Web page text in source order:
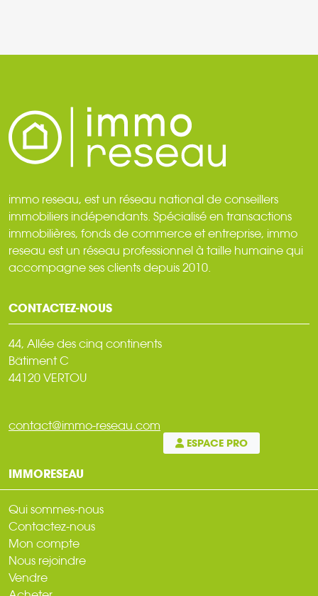
immo reseau, est un réseau national de conseillers
immobiliers indépendants. Spécialisé en transactions
immobilières, fonds de commerce et entreprise, immo
reseau est un réseau professionnel à taille humaine qui
accompagne ses clients depuis 2010.
CONTACTEZ-NOUS
44, Allée des cinq continents
Bâtiment C
44120 VERTOU
contact@immo-reseau.com
ESPACE PRO
IMMORESEAU
Qui sommes-nous
Contactez-nous
Mon compte
Nous rejoindre
Vendre